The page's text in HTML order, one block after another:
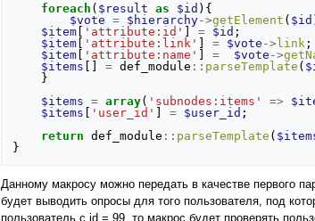
foreach ( $result as $id ){
$vote
= $hierarchy->getElement ( $id
$item
'attribute:id' = $id ;
$item
'attribute:link' = $vote -> link ;
$item
'attribute:name' = $vote ->
$items
= def_module :: parseTemplate (
}
$items
= array( 'subnodes:items' =>
$items
'user_id' = $user_id ;
return
def_module :: parseTemplate (
}
Данному макросу можно передать в качестве первого
будет выводить опросы для того пользователя, под